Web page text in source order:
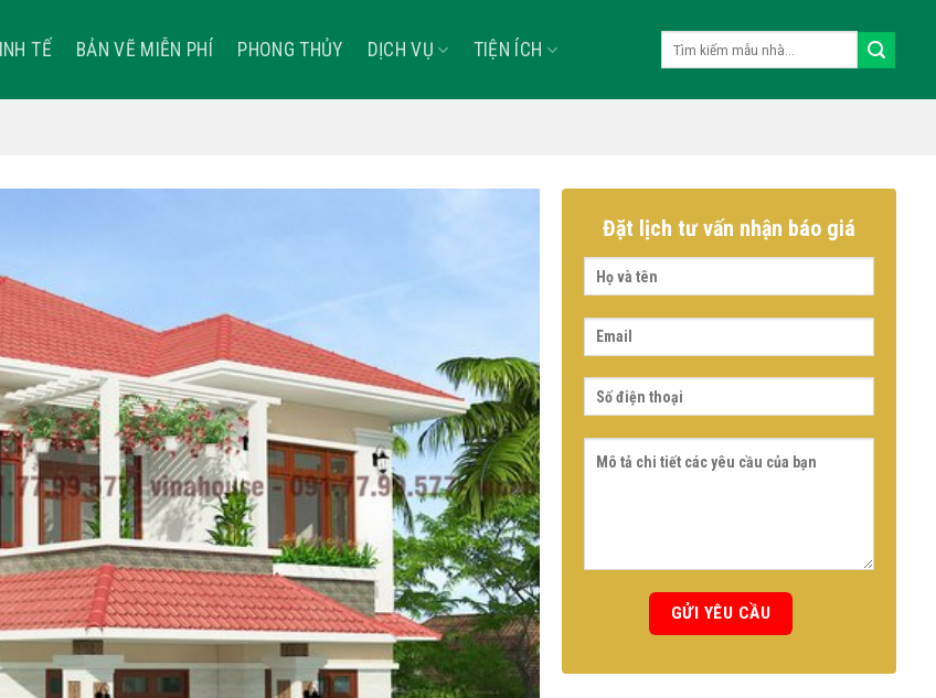
TẾ BẢN VẼ MIỄN PHÍ PHONG THỦY DỊCH VỤ TIỆN ÍCH
Đặt lịch tư vấn nhận báo giá